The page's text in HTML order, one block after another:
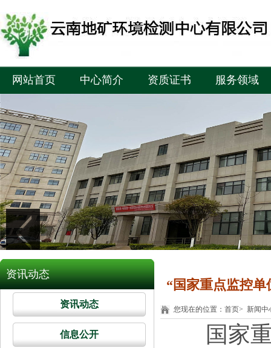
网站首页 中心简介 资质证书 服务领域
资讯动态
资讯动态
信息公开
“国家重点监控
您现在的位置： 首页> 新闻中
国家